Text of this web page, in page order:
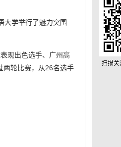
学举行了魅力突围
现出色选手、广州高
两轮比赛，从26名选手
扫描关